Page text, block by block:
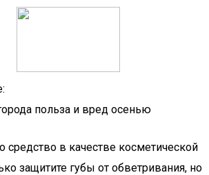
польза и вред осенью
средство в качестве косметической
защитите губы от обветривания, но